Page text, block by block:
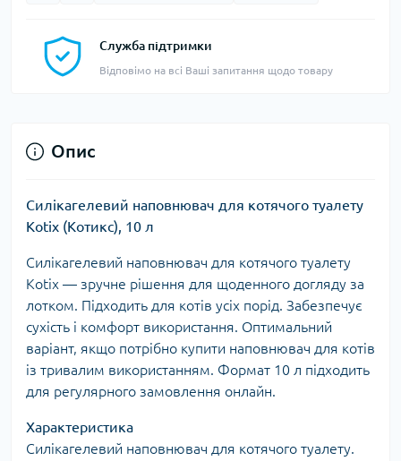
Служба підтримки
Відповімо на всі Ваші запитання щодо товару
Опис
Силікагелевий наповнювач для котячого туалету
Kotix (Котикс), 10 л
Силікагелевий наповнювач для котячого туалету
Kotix — зручне рішення для щоденного догляду за
лотком. Підходить для котів усіх порід. Забезпечує
сухість і комфорт використання. Оптимальний
варіант, якщо потрібно купити наповнювач для котів
із тривалим використанням. Формат 10 л підходить
для регулярного замовлення онлайн.
Характеристика
Силікагелевий наповнювач для котячого туалету.